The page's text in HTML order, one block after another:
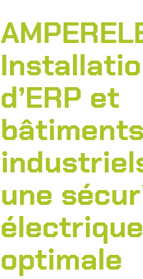
d’ERP et
bâtiments
une
électrique
optimale